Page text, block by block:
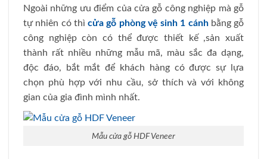
Ngoài những ưu điểm của cửa gỗ công nghiệp mà gỗ
tự nhiên có thì cửa gỗ phòng vệ sinh 1 cánh bằng gỗ
công nghiệp còn có thể được thiết kế ,sản xuất
thành rất nhiều những mẫu mã, màu sắc đa dạng,
độc đáo, bắt mắt để khách hàng có được sự lựa
chọn phù hợp với nhu cầu, sở thích và với không
gian của gia đình mình nhất.
Mẫu cửa gỗ HDF Veneer